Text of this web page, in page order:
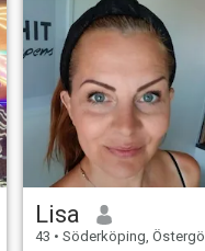
Lisa
43 • Söderköping, Östergötland, Suecia